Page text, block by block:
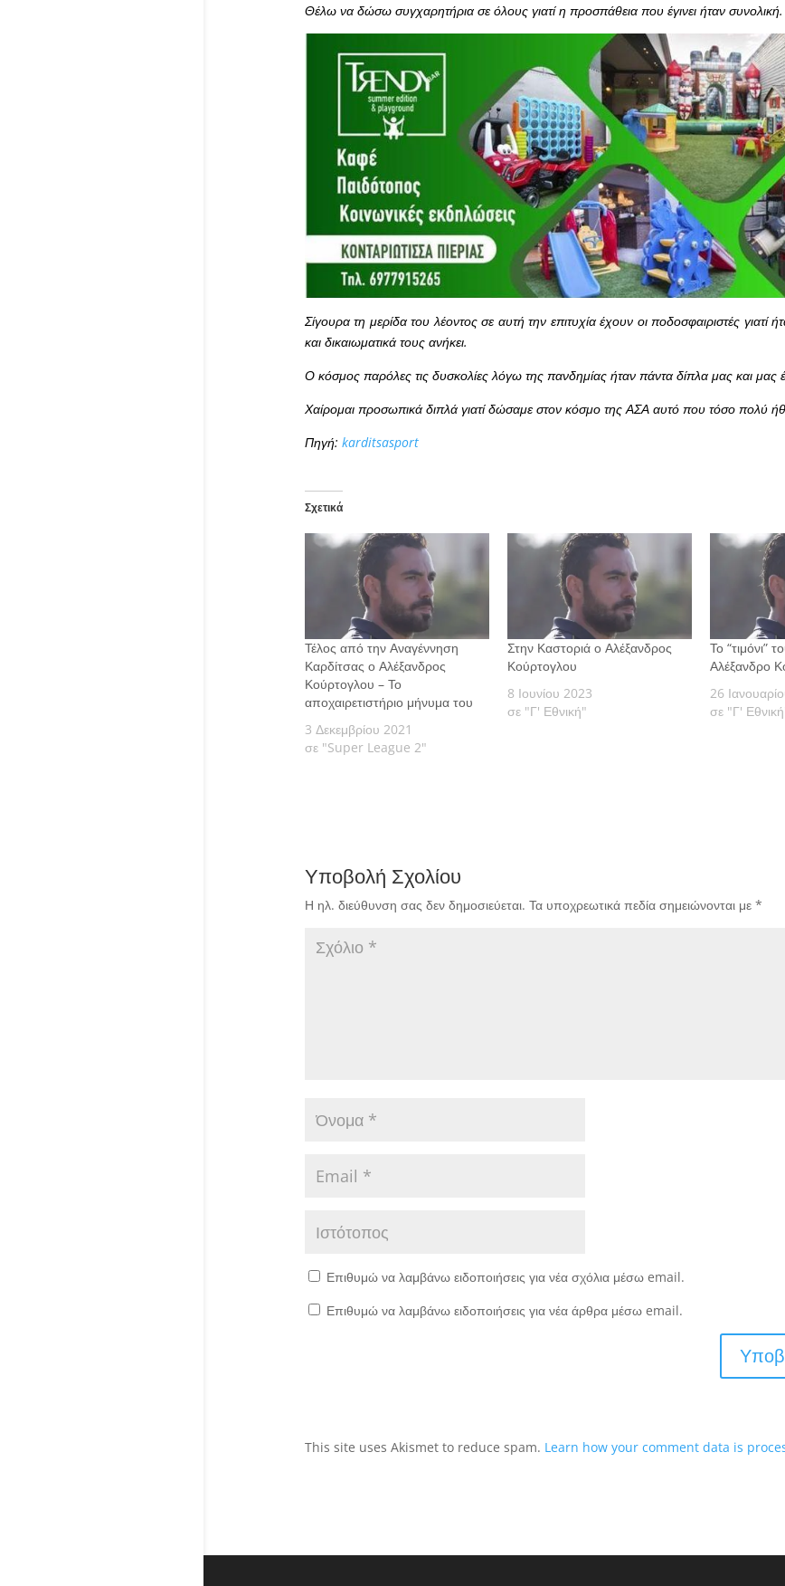
Θέλω να δώσω συγχαρητήρια σε όλους γιατί η προσπάθεια που έγινει ήταν συνολική.
Σίγουρα τη μερίδα του λέοντος σε αυτή την επιτυχία έχουν οι ποδοσφαιριστές γιατί
και δικαιωματικά τους ανήκει.
Ο κόσμος παρόλες τις δυσκολίες λόγω της πανδημίας ήταν πάντα δίπλα μας και μας
Χαίρομαι προσωπικά διπλά γιατί δώσαμε στον κόσμο της ΑΣΑ αυτό που τόσο πολύ
Πηγή: karditsasport
Σχετικά
Τέλος από την Αναγέννηση
Καρδίτσας ο Αλέξανδρος
Κούρτογλου – Το
αποχαιρετιστήριο μήνυμα του
3 Δεκεμβρίου 2021
σε "Super League 2"
Στην Καστοριά ο Αλέξανδρος
Κούρτογλου
8 Ιουνίου 2023
σε "Γ' Εθνική"
Το “τιμόνι”
Αλέξανδρο
26
σε "Γ'
Υποβολή Σχολίου
Η ηλ. διεύθυνση σας δεν δημοσιεύεται. Τα υποχρεωτικά πεδία σημειώνονται με *
Επιθυμώ να λαμβάνω ειδοποιήσεις για νέα σχόλια μέσω email.
Επιθυμώ να λαμβάνω ειδοποιήσεις για νέα άρθρα μέσω email.
This site uses Akismet to reduce spam. Learn how your comment data is